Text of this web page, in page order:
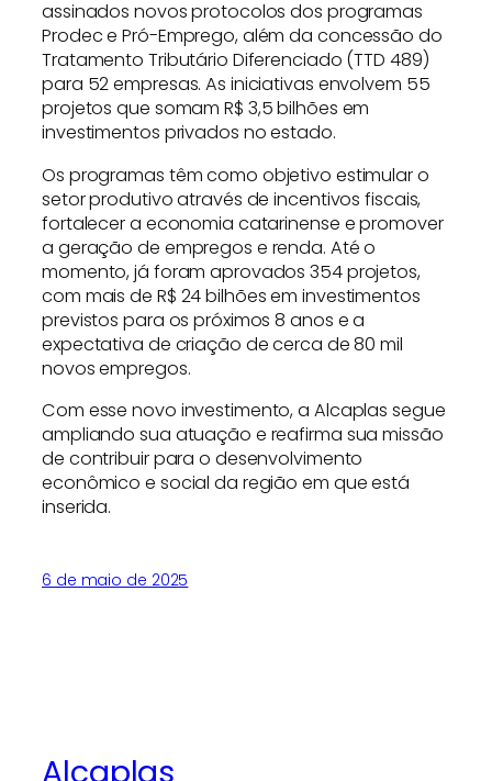
assinados novos protocolos dos programas
Prodec e Pró-Emprego, além da concessão do
Tratamento Tributário Diferenciado (TTD 489)
para 52 empresas. As iniciativas envolvem 55
projetos que somam R$ 3,5 bilhões em
investimentos privados no estado.
Os programas têm como objetivo estimular o
setor produtivo através de incentivos fiscais,
fortalecer a economia catarinense e promover
a geração de empregos e renda. Até o
momento, já foram aprovados 354 projetos,
com mais de R$ 24 bilhões em investimentos
previstos para os próximos 8 anos e a
expectativa de criação de cerca de 80 mil
novos empregos.
Com esse novo investimento, a Alcaplas segue
ampliando sua atuação e reafirma sua missão
de contribuir para o desenvolvimento
econômico e social da região em que está
inserida.
6 de maio de 2025